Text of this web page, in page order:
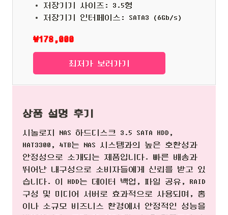
저장기기 사이즈: 3.5형
저장기기 인터페이스: SATA3 (6Gb/s)
₩178,000
최저가 보러가기
상품 설명 후기
시놀로지 NAS 하드디스크 3.5 SATA HDD,
HAT3300, 4TB는 NAS 시스템과의 높은 호환성과
안정성으로 소개되는 제품입니다. 빠른 배송과
뛰어난 내구성으로 소비자들에게 신뢰를 받고 있
습니다. 이 HDD는 데이터 백업, 파일 공유, RAID
구성 및 미디어 서버로 효과적으로 사용되며, 홈
이나 소규모 비즈니스 환경에서 안정적인 성능을